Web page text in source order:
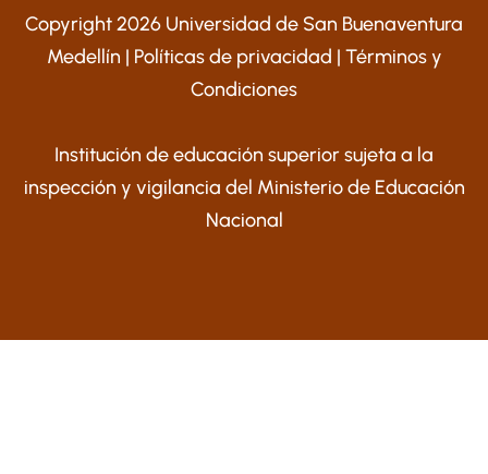
Copyright 2026 Universidad de San Buenaventura
Medellín | Políticas de privacidad | Términos y
Condiciones
Institución de educación superior sujeta a la
inspección y vigilancia del Ministerio de Educación
Nacional